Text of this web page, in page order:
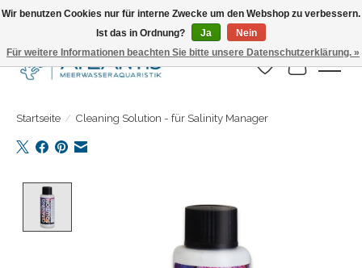
Täglicher Versand. Bestelle bis 15.00 Uhr
Wunschzettel
Ihr
Startseite / Cleaning Solution - für Salinity Manager
Wir benutzen Cookies nur für interne Zwecke um den Webshop zu verbessern.
Ist das in Ordnung?
Ja
Nein
Für weitere Informationen beachten Sie bitte unsere Datenschutzerklärung. »